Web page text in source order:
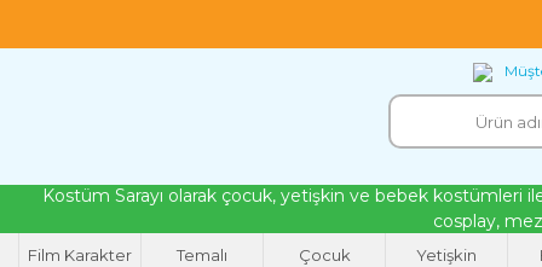
Kostüm Sarayı olarak çocuk, yetişkin ve bebek kostümleri
cosplay,
Film Karakter
Temalı
Çocuk
Yetişkin